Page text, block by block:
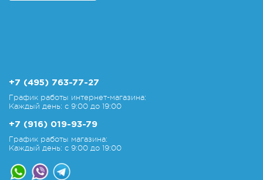
+7 (495) 763-77-27
График работы интернет-магазина:
Каждый день: с 9:00 до 19:00
+7 (916) 019-93-79
График работы магазина:
Каждый день: с 9:00 до 19:00